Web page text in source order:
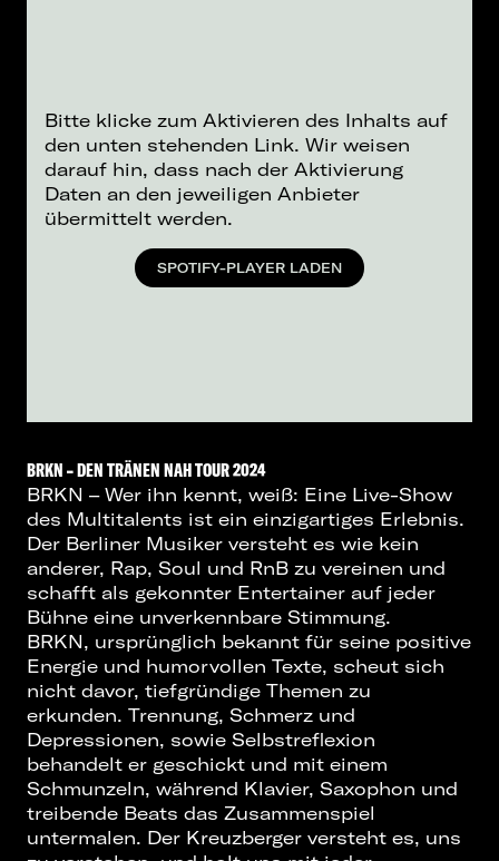
Bitte klicke zum Aktivieren des Inhalts auf
den unten stehenden Link. Wir weisen
darauf hin, dass nach der Aktivierung
Daten an den jeweiligen Anbieter
übermittelt werden.
SPOTIFY-PLAYER LADEN
BRKN – DEN TRÄNEN NAH TOUR 2024
BRKN – Wer ihn kennt, weiß: Eine Live-Show
des Multitalents ist ein einzigartiges Erlebnis.
Der Berliner Musiker versteht es wie kein
anderer, Rap, Soul und RnB zu vereinen und
schafft als gekonnter Entertainer auf jeder
Bühne eine unverkennbare Stimmung.
BRKN, ursprünglich bekannt für seine positive
Energie und humorvollen Texte, scheut sich
nicht davor, tiefgründige Themen zu
erkunden. Trennung, Schmerz und
Depressionen, sowie Selbstreflexion
behandelt er geschickt und mit einem
Schmunzeln, während Klavier, Saxophon und
treibende Beats das Zusammenspiel
untermalen. Der Kreuzberger versteht es, uns